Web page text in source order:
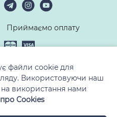
Приймаємо оплату
файли cookie для
Використовуючи наш
використання нами
Cookies